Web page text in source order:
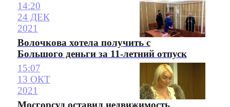
14:20
24 ДЕК
2021
Волочкова хотела получить с
Большого деньги за 11-летний отпуск
15:07
13 ОКТ
2021